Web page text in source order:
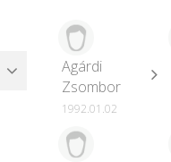
Agárdi
Zsombor
1992.01.02